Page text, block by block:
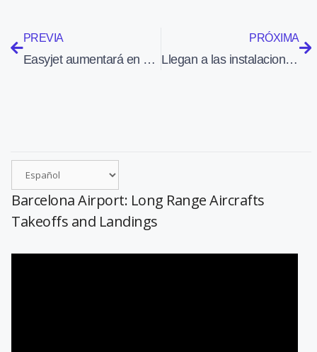
PREVIA
Easyjet aumentará en 2022 su flota de aviones en España de 12 a 16 aparatos
PRÓXIMA
Llegan a las instalaciones de Iberia Mantenimiento 52 estudiantes de Formación Profesional
Barcelona Airport: Long Range Aircrafts
Takeoffs and Landings